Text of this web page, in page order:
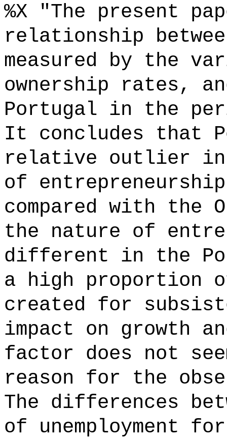
%X "The present
relationship
measured by the
ownership rates,
Portugal in the
It concludes that
relative outlier in
of entrepreneurship
compared with the
the nature of
different in the
a high proportion
created for
impact on growth
factor does not
reason for the
The differences
of unemployment